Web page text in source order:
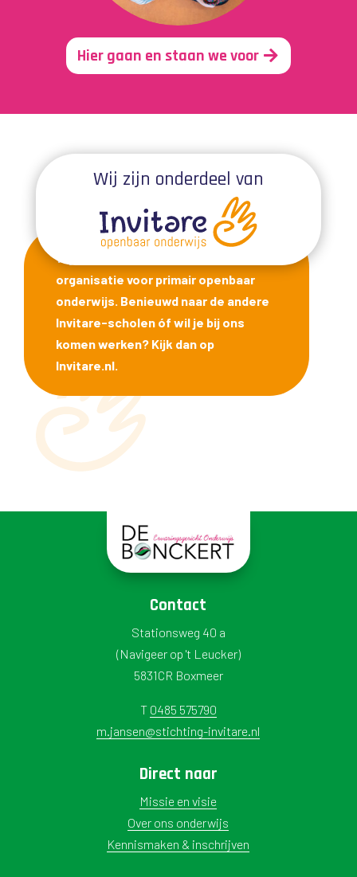
Hier gaan en staan we voor
Wij zijn onderdeel van
Wij maken onderdeel uit van Invitare,
organisatie voor primair openbaar
onderwijs. Benieuwd naar de andere
Invitare-scholen óf wil je bij ons
komen werken? Kijk dan op
Invitare.nl.
Contact
Stationsweg 40 a
(Navigeer op 't Leucker)
5831CR Boxmeer
T 0485 575790
m.jansen@stichting-invitare.nl
Direct naar
Missie en visie
Over ons onderwijs
Kennismaken & inschrijven